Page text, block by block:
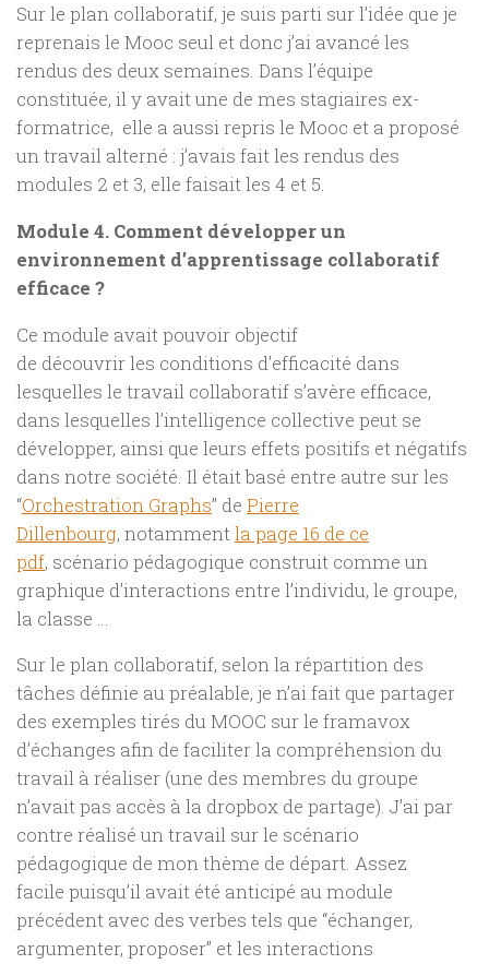
Sur le plan collaboratif, je suis parti sur l’idée que je
reprenais le Mooc seul et donc j’ai avancé les
rendus des deux semaines. Dans l’équipe
constituée, il y avait une de mes stagiaires ex-
formatrice, elle a aussi repris le Mooc et a proposé
un travail alterné : j’avais fait les rendus des
modules 2 et 3, elle faisait les 4 et 5.
Module 4. Comment développer un
environnement d’apprentissage collaboratif
efficace ?
Ce module avait pouvoir objectif
de découvrir les conditions d’efficacité dans
lesquelles le travail collaboratif s’avère efficace,
dans lesquelles l’intelligence collective peut se
développer, ainsi que leurs effets positifs et négatifs
dans notre société. Il était basé entre autre sur les
“Orchestration Graphs” de Pierre
Dillenbourg, notammentla page 16 de ce
pdf, scénario pédagogique construit comme un
graphique d’interactions entre l’individu, le groupe,
la classe …
Sur le plan collaboratif, selon la répartition des
tâches définie au préalable, je n’ai fait que partager
des exemples tirés du MOOC sur le framavox
d’échanges afin de faciliter la compréhension du
travail à réaliser (une des membres du groupe
n’avait pas accès à la dropbox de partage). J’ai par
contre réalisé un travail sur le scénario
pédagogique de mon thème de départ. Assez
facile puisqu’il avait été anticipé au module
précédent avec des verbes tels que “échanger,
argumenter, proposer” et les interactions